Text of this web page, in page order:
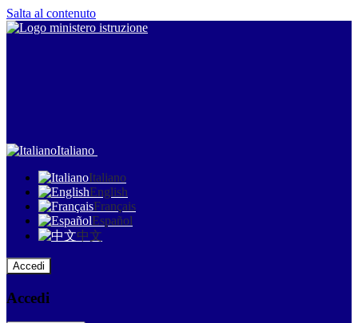
Salta al contenuto
Italiano
Italiano
English
Français
Español
中文
Accedi
Accedi